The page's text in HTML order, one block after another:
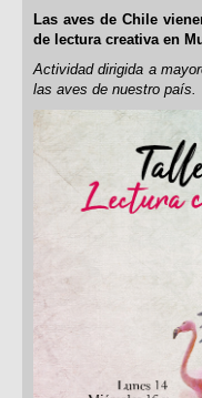
Las aves de Chile
de lectura creativa en
Actividad dirigida a
las aves de nuestro país.